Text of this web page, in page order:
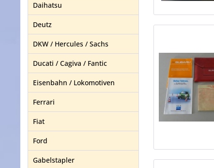
Daihatsu
Deutz
DKW / Hercules / Sachs
Ducati / Cagiva / Fantic
Eisenbahn / Lokomotiven
Ferrari
Fiat
Ford
Gabelstapler